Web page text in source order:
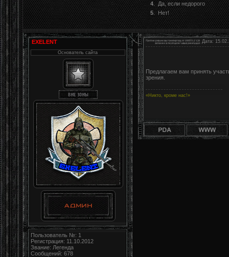
4. Да, если недорого
5. Нет!
EXELENT
Основатель сайта
Пользователь №: 1
Регистрация: 11.10.2012
Звание: Легенда
Сообщений: 678
Дата:
Предлагаем вам принять
зрения.
«Никто, кроме нас!»